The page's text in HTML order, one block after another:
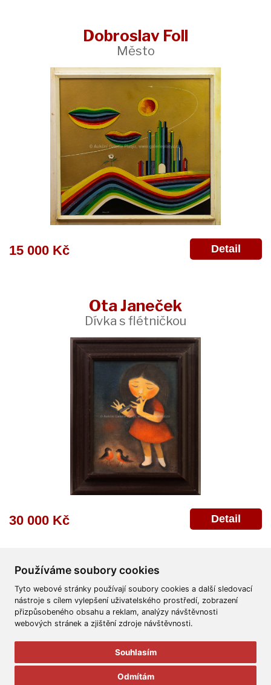
Používáme soubory cookies
Tyto webové stránky používají soubory cookies a další sledovací
nástroje s cílem vylepšení uživatelského prostředí, zobrazení
přizpůsobeného obsahu a reklam, analýzy návštěvnosti
webových stránek a zjištění zdroje návštěvnosti.
Souhlasím
Odmítám
Dobroslav Foll
Město
15 000 Kč Detail
Ota Janeček
Dívka s flétničkou
30 000 Kč Detail
Všeobecné obchodní podmínky Reklamační řád
Ochrana osobních údajů
Aukční Galerie Platýz
Všechna práva vyhrazena.